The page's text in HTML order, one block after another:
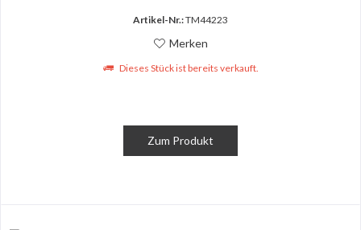
Artikel-Nr.:TM44223
Merken
Dieses Stück ist bereits verkauft.
Zum Produkt